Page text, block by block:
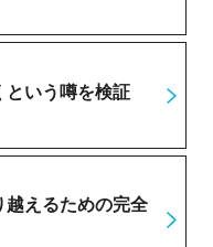
という噂を検証
越えるための完全